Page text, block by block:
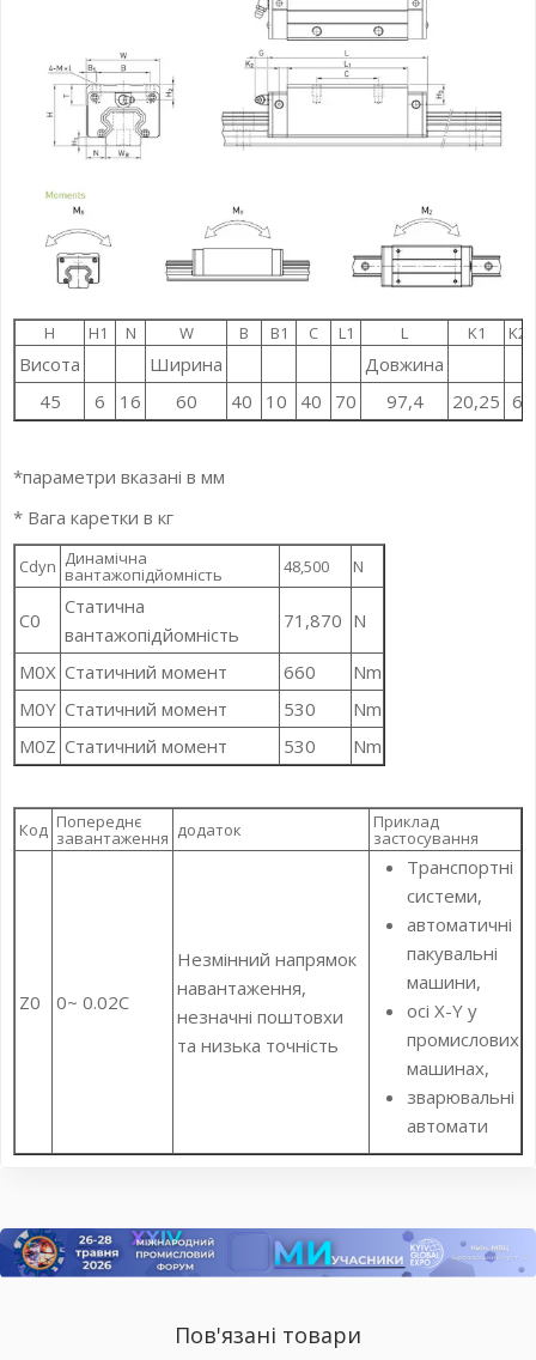
H H1 N W B B1 C L1 L K1 K2
Висота Ширина
Довжина
45
6 16 60 40 10 40 70 97,4 20,25 6
*параметри вказані в мм
* Вага каретки в кг
Cdyn Динамічна
вантажопідйомність 48,500 N
C0
Статична
вантажопідйомність
71,870 N
M0X Статичний момент 660
Nm
M0Y Статичний момент 530
Nm
M0Z Статичний момент 530 Nm
Код Попереднє
завантаження додаток Приклад
застосування
Z0 0~ 0.02C
Незмінний напрямок
навантаження,
незначні поштовхи
та низька точність
Транспортні
системи,
автоматичні
пакувальні
машини,
осі X-Y у
промислових
машинах,
зварювальні
автомати
Пов'язані товари